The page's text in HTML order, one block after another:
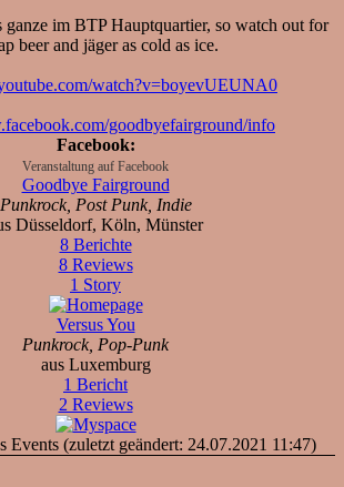
ganze im BTP Hauptquartier, so watch out for
beer and jäger as cold as ice.
watch?v=boyevUEUNA0
goodbyefairground/info
Facebook:
Veranstaltung auf Facebook
Goodbye Fairground
Punkrock, Post Punk, Indie
Düsseldorf, Köln, Münster
8 Berichte
8 Reviews
1 Story
Versus You
Punkrock, Pop-Punk
aus Luxemburg
1 Bericht
2 Reviews
Events (zuletzt geändert: 24.07.2021 11:47)